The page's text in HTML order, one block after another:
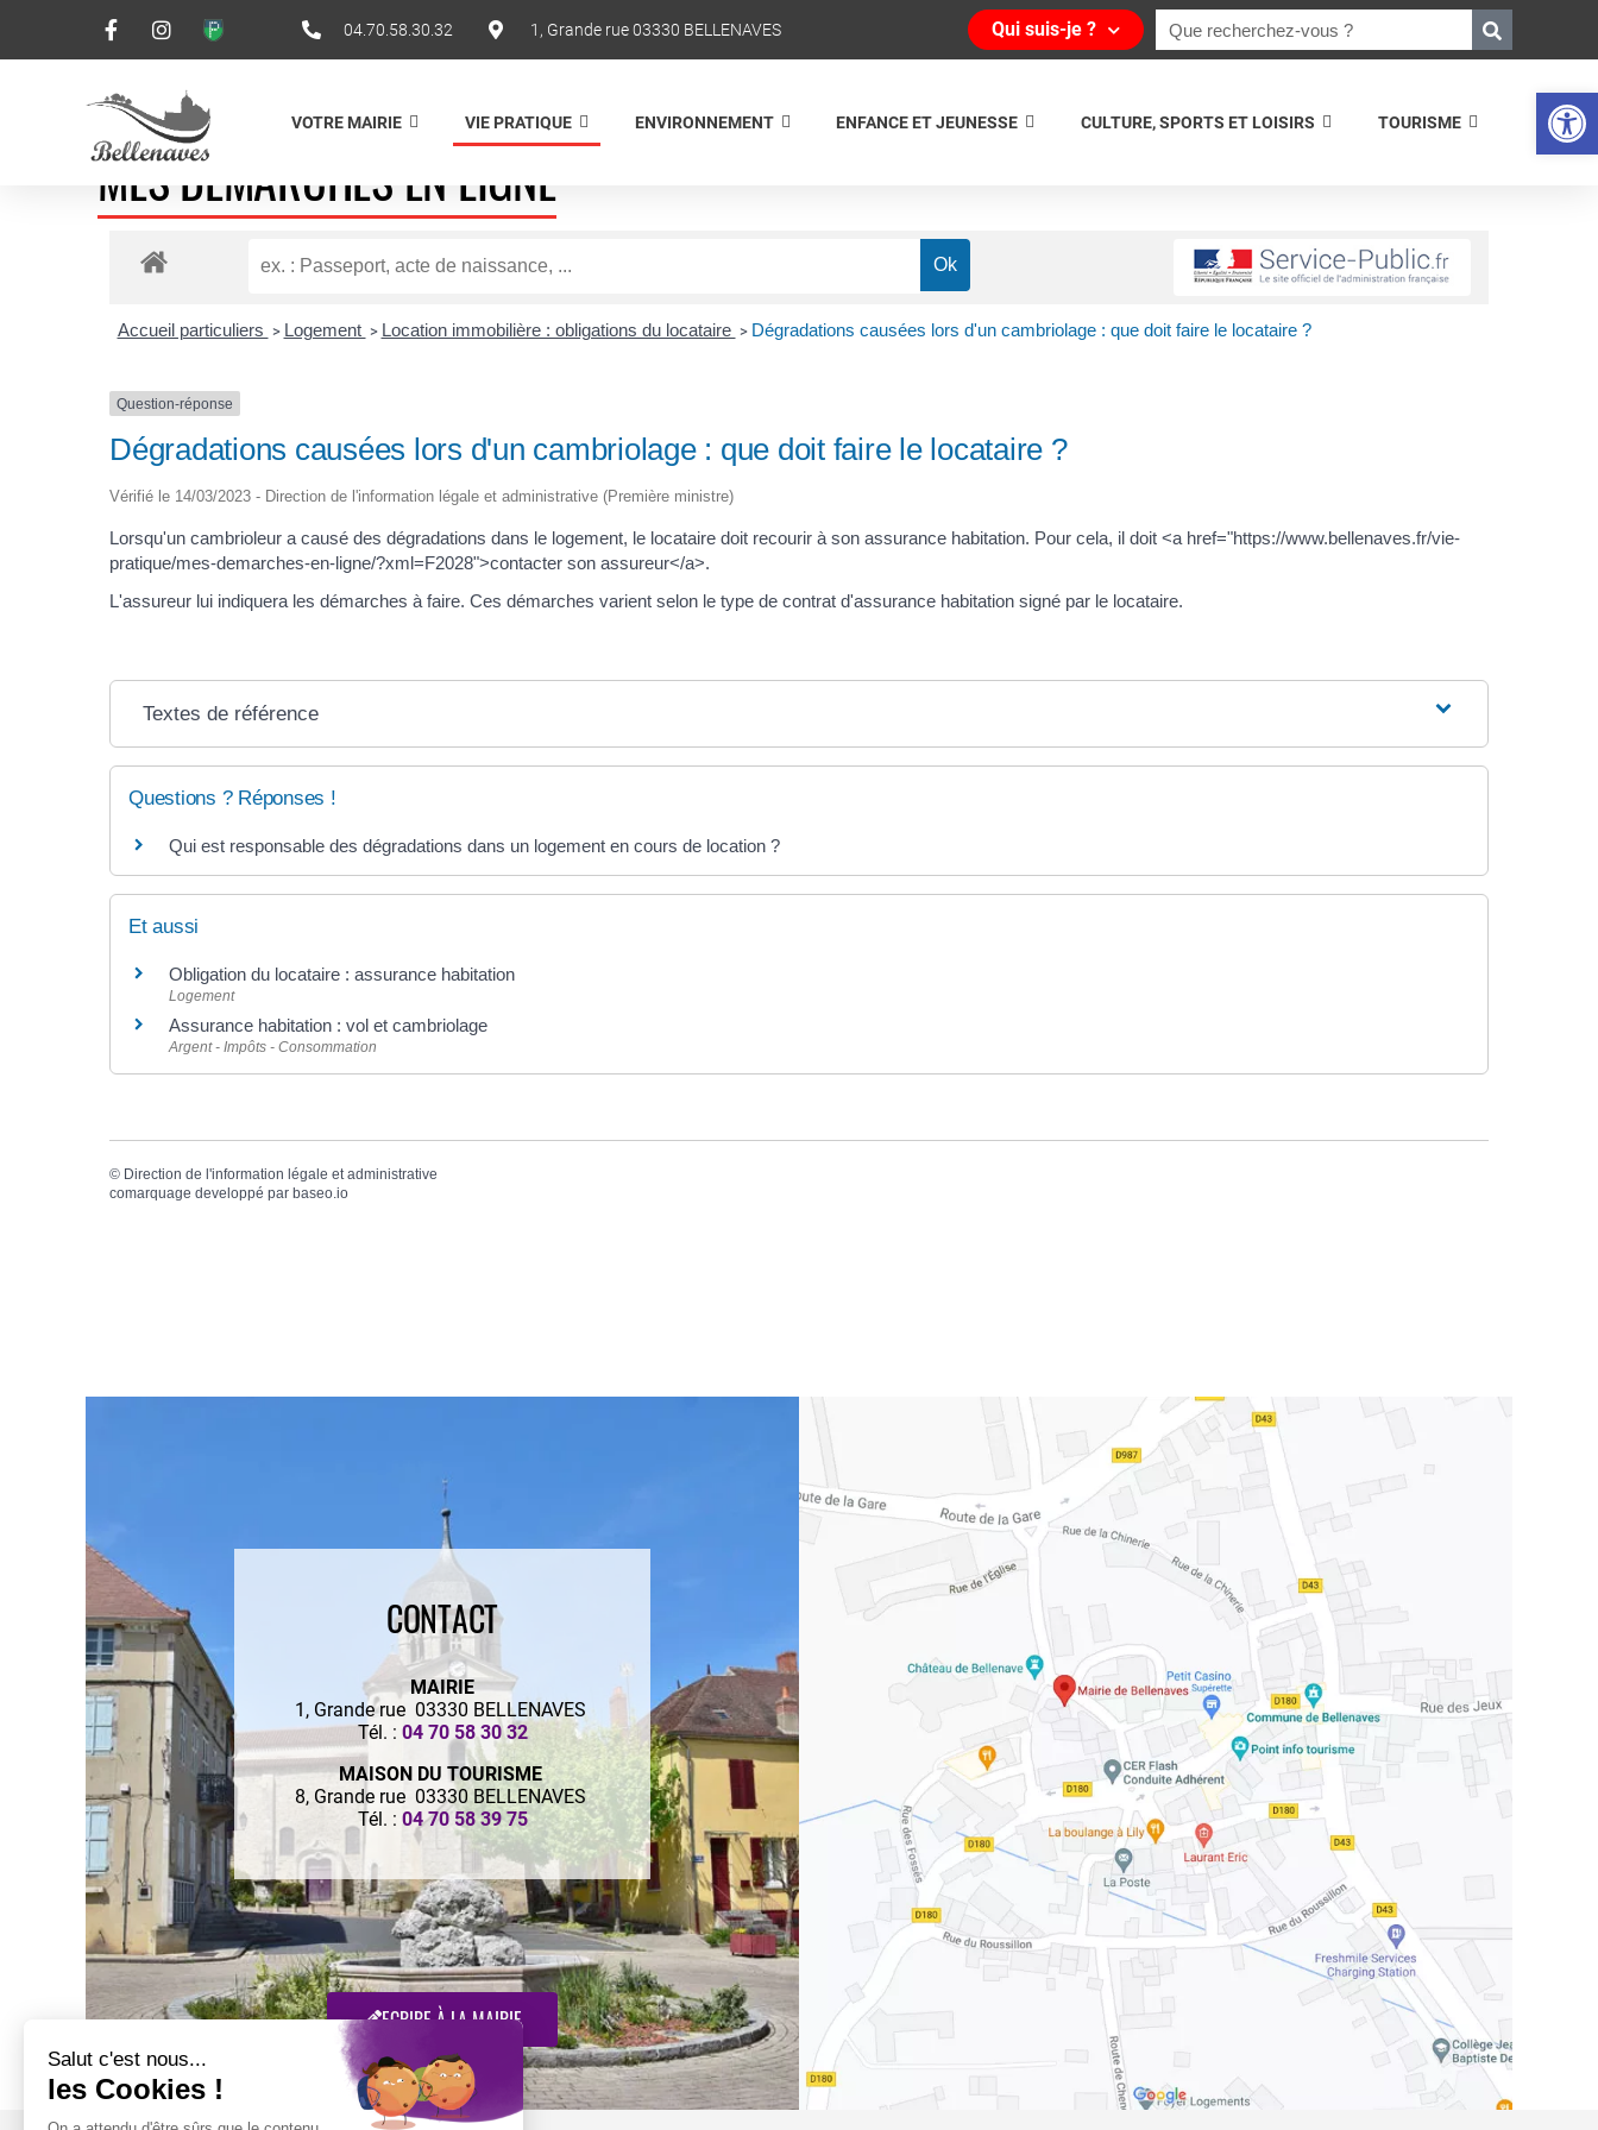
Ouvrir
04.70.58.30.32 1, Grande rue 03330 BELLENAVES Qui suis-je ?
VOTRE MAIRIE VIE PRATIQUE ENVIRONNEMENT ENFANCE ET JEUNESSE CULTURE, SPORTS ET LOISIRS TOURISME
MES DÉMARCHES EN LIGNE
Accueil particuliers > Logement > Location immobilière : obligations du locataire > Dégradations causées lors d'un cambriolage : que doit faire le locataire ?
Question-réponse
Dégradations causées lors d'un cambriolage : que doit faire le locataire ?
Vérifié le 14/03/2023 - Direction de l'information légale et administrative (Première ministre)
Lorsqu'un cambrioleur a causé des dégradations dans le logement, le locataire doit recourir à son assurance habitation. Pour cela, il doit <a href="https://www.bellenaves.fr/vie-
pratique/mes-demarches-en-ligne/?xml=F2028">contacter son assureur</a>.
L'assureur lui indiquera les démarches à faire. Ces démarches varient selon le type de contrat d'assurance habitation signé par le locataire.
Textes de référence
Questions ? Réponses !
Qui est responsable des dégradations dans un logement en cours de location ?
Et aussi
Obligation du locataire : assurance habitation
Logement
Assurance habitation : vol et cambriolage
Argent - Impôts - Consommation
© Direction de l'information légale et administrative
comarquage developpé par baseo.io
CONTACT
MAIRIE
1, Grande rue 03330 BELLENAVES
Tél. : 04 70 58 30 32
MAISON DU TOURISME
8, Grande rue 03330 BELLENAVES
Tél. : 04 70 58 39 75
ECRIRE À LA MAIRIE